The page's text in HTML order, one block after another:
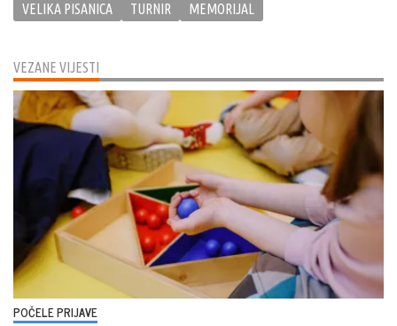
VEZANE VIJESTI
POČELE PRIJAVE
VELIKA PISANICA TURNIR MEMORIJAL